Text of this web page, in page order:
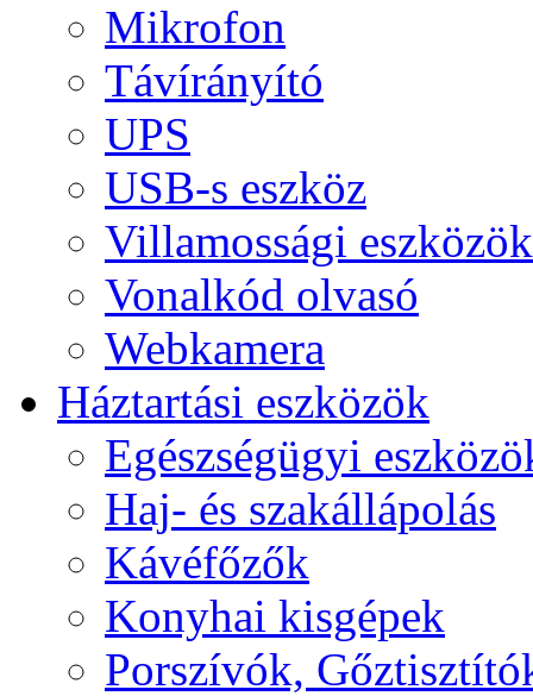
Mikrofon
Távírányító
UPS
USB-s eszköz
Villamossági eszközök
Vonalkód olvasó
Webkamera
Háztartási eszközök
Egészségügyi
Haj- és szakállápolás
Kávéfőzők
Konyhai kisgépek
Porszívók,